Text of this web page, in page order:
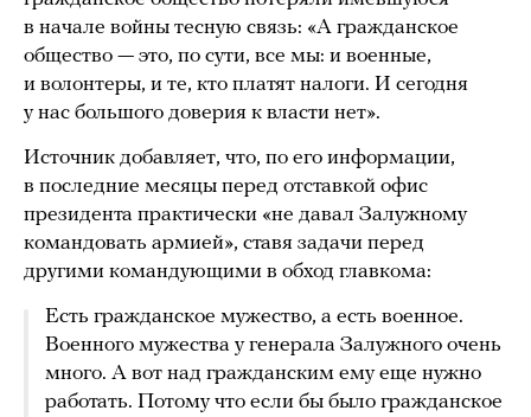
в начале войны тесную связь: «А гражданское
общество — это, по сути, все мы: и военные,
и волонтеры, и те, кто платят налоги. И сегодня
у нас большого доверия к власти нет».
Источник добавляет, что, по его информации,
в последние месяцы перед отставкой офис
президента практически «не давал Залужному
командовать армией», ставя задачи перед
другими командующими в обход главкома:
Есть гражданское мужество, а есть военное.
Военного мужества у генерала Залужного очень
много. А вот над гражданским ему еще нужно
работать. Потому что если бы было гражданское